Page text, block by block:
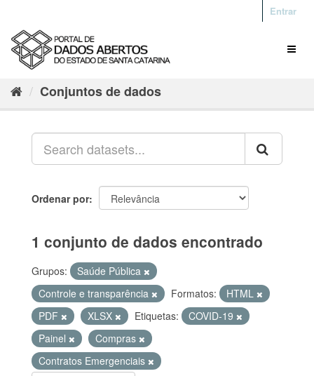
Entrar
Conjuntos de dados
Ordenar por
1 conjunto de dados encontrado
Grupos:
Saúde Pública
Controle e transparência
Formatos:
HTML
PDF
XLSX Etiquetas:
COVID-19
Painel
Compras
Contratos Emergenciais